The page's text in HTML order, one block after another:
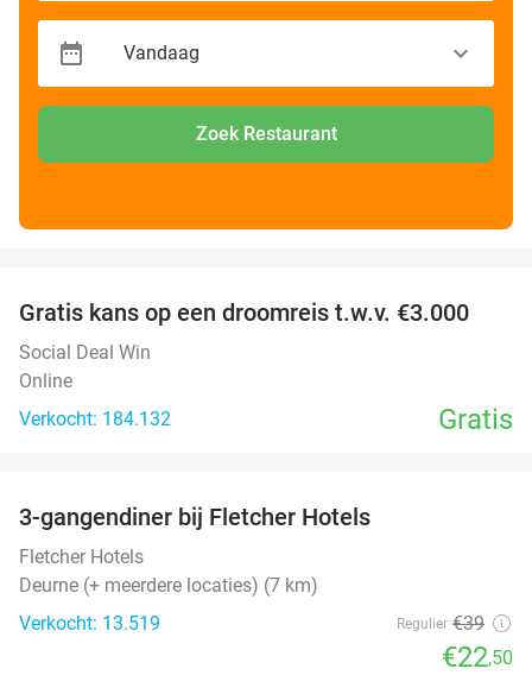
Zoek Restaurant
Gratis kans op een droomreis t.w.v. €3.000
Social Deal Win
Online
Verkocht: 184.132
Gratis
3-gangendiner bij Fletcher Hotels
Fletcher Hotels
Deurne (+ meerdere locaties) (7 km)
Verkocht: 13.519
Regulier €39
€22,50